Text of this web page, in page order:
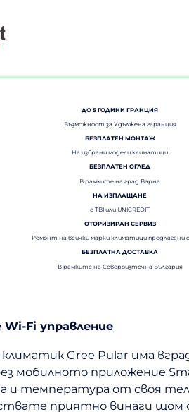
ДО 5 ГОДИНИ ГРАНЦИЯ
Възможност за Удължена гаранция
БЕЗПЛАТЕН МОНТАЖ
На избрани модели климатици
БЕЗПЛАТЕН ОГЛЕД
В рамките на град Варна
НА ИЗПЛАЩАНЕ
с TBI или UNICREDIT
ОТОРИЗИРАН СЕРВИЗ
Ремонт на всички марки климатици предлагани
БЕЗПЛАТНА ДОСТАВКА
В рамките на Североизточна България
Fi управление
Gree Pular има
мобилното приложение
и температура от своя
приятно винаги